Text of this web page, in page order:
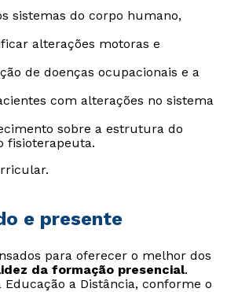
sistemas do corpo humano,
alterações motoras e
de doenças ocupacionais e a
com alterações no sistema
sobre a estrutura do
fisioterapeuta.
e presente
para oferecer o melhor dos
da formação presencial.
a Distância, conforme o